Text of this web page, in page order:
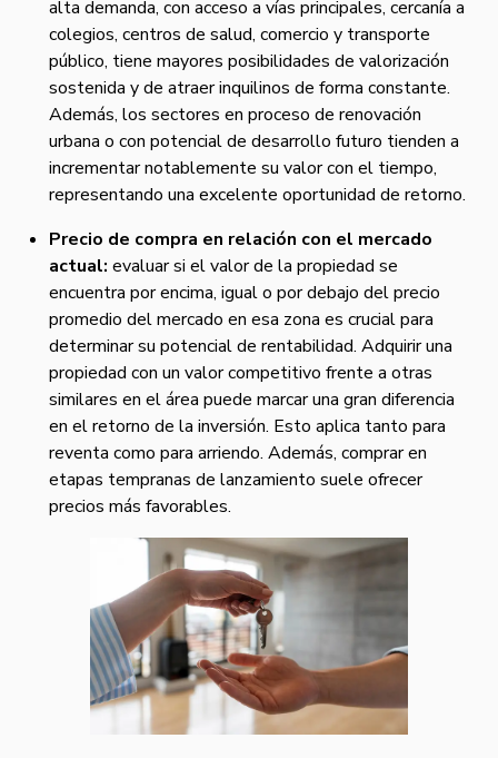
alta demanda, con acceso a vías principales, cercanía a
colegios, centros de salud, comercio y transporte
público, tiene mayores posibilidades de valorización
sostenida y de atraer inquilinos de forma constante.
Además, los sectores en proceso de renovación
urbana o con potencial de desarrollo futuro tienden a
incrementar notablemente su valor con el tiempo,
representando una excelente oportunidad de retorno.
Precio de compra en relación con el mercado
actual: evaluar si el valor de la propiedad se
encuentra por encima, igual o por debajo del precio
promedio del mercado en esa zona es crucial para
determinar su potencial de rentabilidad. Adquirir una
propiedad con un valor competitivo frente a otras
similares en el área puede marcar una gran diferencia
en el retorno de la inversión. Esto aplica tanto para
reventa como para arriendo. Además, comprar en
etapas tempranas de lanzamiento suele ofrecer
precios más favorables.